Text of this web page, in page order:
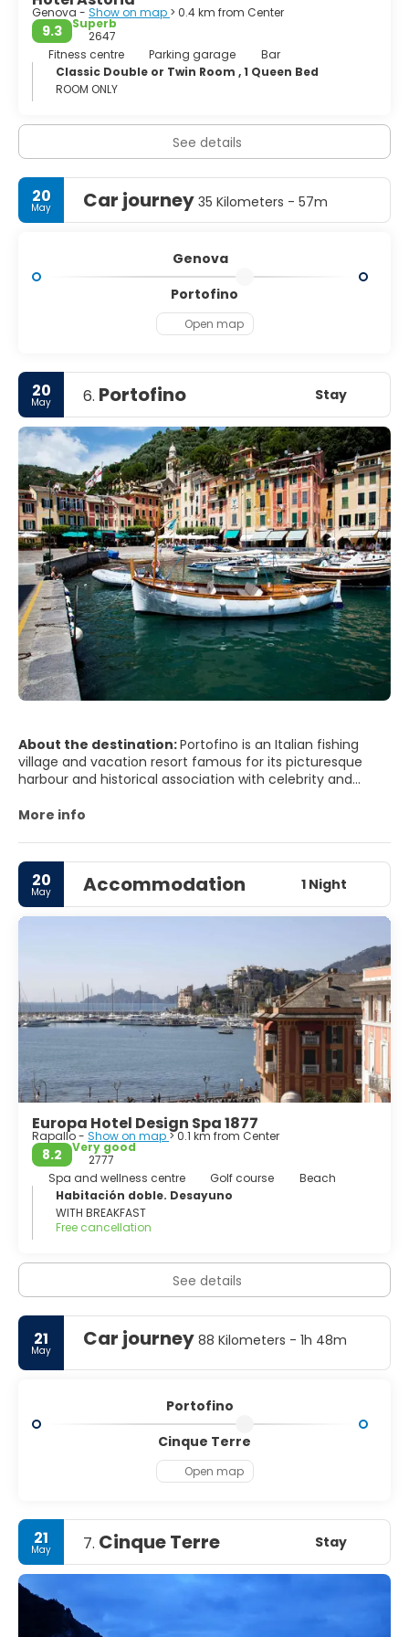
Genova - Show on map > 0.4 km from Center
9.3
Superb
2647
Fitness centre
Parking garage
Bar
Classic Double or Twin Room , 1 Queen Bed
ROOM ONLY
See details
20
May Car journey 35 Kilometers - 57m
Genova
Portofino
Open map
20
May 6. Portofino Stay
About the destination:Portofino is an Italian fishing
village and vacation resort famous for its picturesque
harbour and historical association with celebrity and
Genoa on the Italian Riviera. The town is clustered around
buildings that line the shore. Nearby beaches include
Paraggi, Camogli, Chiavari, Lavagna, and Sestri Levante.
There are some notable attractions as well are the
beaches, but the view from the harbor or any of the
More info
20
May Accommodation 1 Night
Europa Hotel Design Spa 1877
Rapallo - Show on map > 0.1 km from Center
8.2
Very good
2777
Spa and wellness centre
Golf course
Beach
Habitación doble. Desayuno
WITH BREAKFAST
Free cancellation
See details
21
May Car journey 88 Kilometers - 1h 48m
Portofino
Cinque Terre
Open map
21
May 7. Cinque Terre Stay